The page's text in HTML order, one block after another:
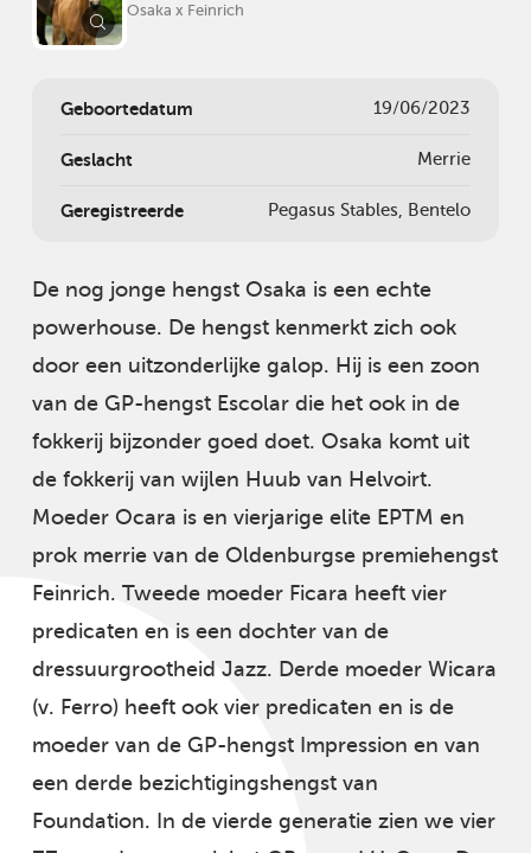
Osaka x Feinrich
Geboortedatum 19/06/2023
Geslacht Merrie
Geregistreerde Pegasus Stables, Bentelo
De nog jonge hengst Osaka is een echte
powerhouse. De hengst kenmerkt zich ook
door een uitzonderlijke galop. Hij is een zoon
van de GP-hengst Escolar die het ook in de
fokkerij bijzonder goed doet. Osaka komt uit
de fokkerij van wijlen Huub van Helvoirt.
Moeder Ocara is en vierjarige elite EPTM en
prok merrie van de Oldenburgse premiehengst
Feinrich. Tweede moeder Ficara heeft vier
predicaten en is een dochter van de
dressuurgrootheid Jazz. Derde moeder Wicara
(v. Ferro) heeft ook vier predicaten en is de
moeder van de GP-hengst Impression en van
een derde bezichtigingshengst van
Foundation. In de vierde generatie zien we vier